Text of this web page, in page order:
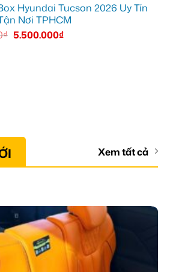
Hyundai Tucson 2026 Uy Tín
Nơi TPHCM
₫ 5.500.000₫
Xem tất cả